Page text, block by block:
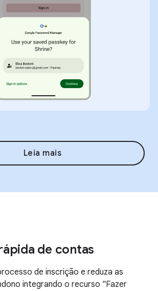
Leia mais
de contas
de inscrição e reduza as
integrando o recurso "Fazer